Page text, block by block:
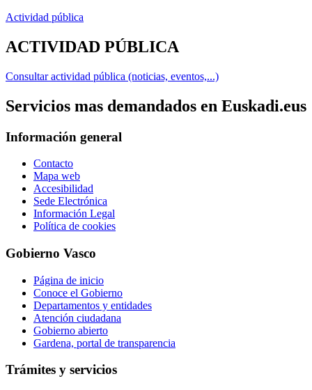
Actividad pública
ACTIVIDAD PÚBLICA
Consultar actividad pública (noticias, eventos,...)
Servicios mas demandados en Euskadi.eus
Información general
Contacto
Mapa web
Accesibilidad
Sede Electrónica
Información Legal
Política de cookies
Gobierno Vasco
Página de inicio
Conoce el Gobierno
Departamentos y entidades
Atención ciudadana
Gobierno abierto
Gardena, portal de transparencia
Trámites y servicios